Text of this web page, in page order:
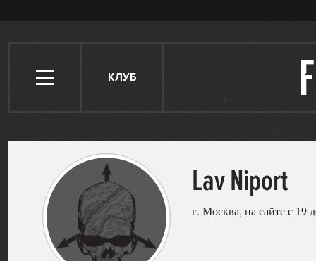
КЛУБ
Lav Niport
г. Москва, на сайте с 19